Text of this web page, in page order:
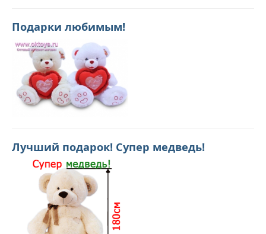
Подарки любимым!
Лучший подарок! Супер медведь!